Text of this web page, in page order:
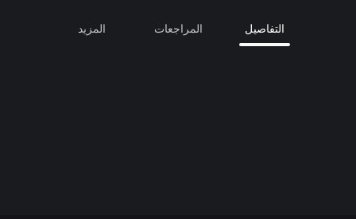
التفاصيل المراجعات المزيد